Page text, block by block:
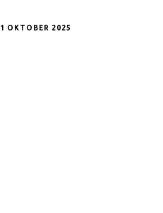
1 OKTOBER 2025